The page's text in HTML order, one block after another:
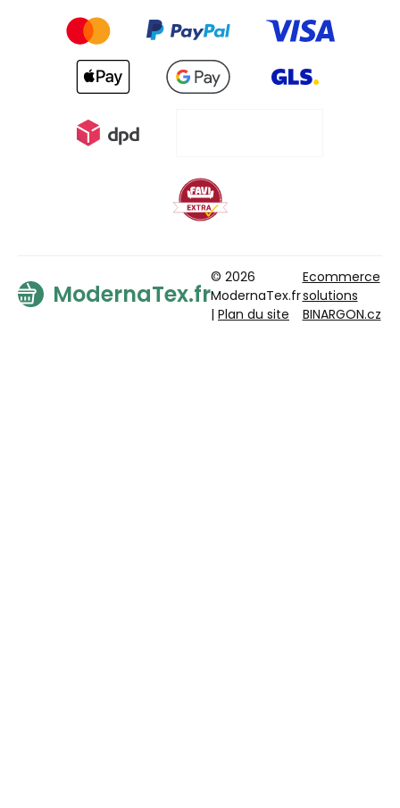
ModernaTex.fr
© 2026
ModernaTex.fr
| Plan du site
Ecommerce
solutions
BINARGON.cz